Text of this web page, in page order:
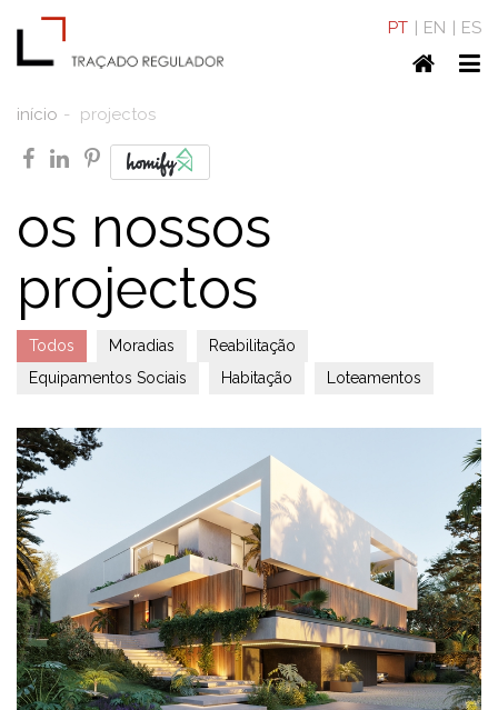
PT EN ES
Home
início projectos
facebook
linkedin
pinterest
os nossos
projectos
Todos Moradias
Reabilitação
Equipamentos Sociais
Habitação Loteamentos